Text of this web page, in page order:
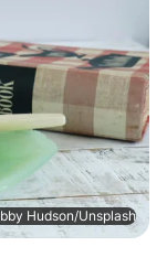
Hudson/Unsplash